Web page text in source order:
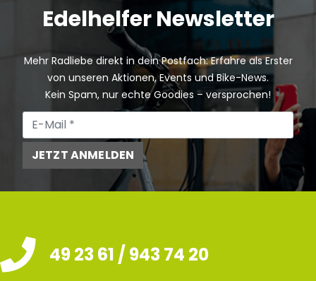
Edelhelfer Newsletter
Mehr Radliebe direkt in dein Postfach: Erfahre als Erster
von unseren Aktionen, Events und Bike-News.
Kein Spam, nur echte Goodies – versprochen!
JETZT ANMELDEN
49 23 61 / 943 74 20